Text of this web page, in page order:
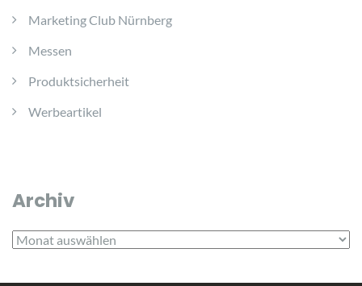
Marketing Club Nürnberg
Messen
Produktsicherheit
Werbeartikel
Archiv
Archiv